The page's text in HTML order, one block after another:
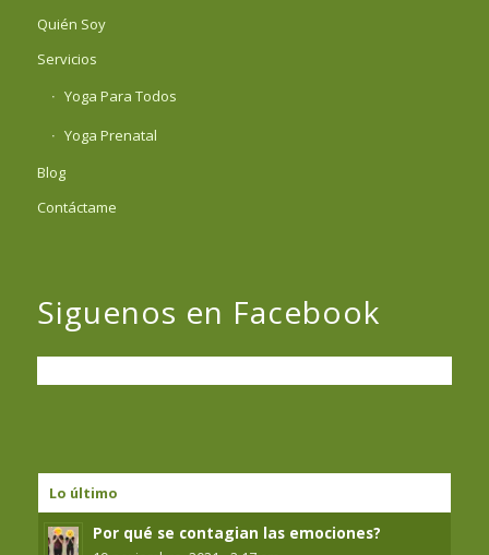
Quién Soy
Servicios
Yoga Para Todos
Yoga Prenatal
Blog
Contáctame
Siguenos en Facebook
Lo último
Por qué se contagian las emociones?